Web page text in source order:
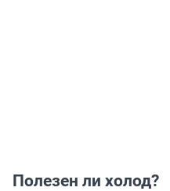
Полезен ли холод?